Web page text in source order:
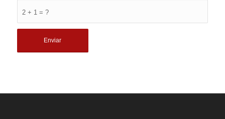
2 + 1 = ?